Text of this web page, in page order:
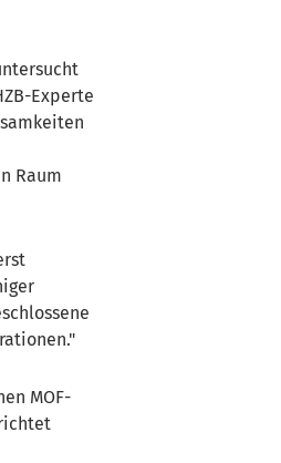
Experte
Raum
MOF-